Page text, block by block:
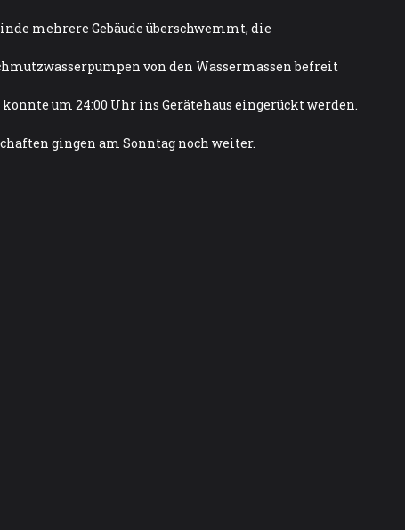
mehrere Gebäude überschwemmt, die
von den Wassermassen befreit
um 24:00 Uhr ins Gerätehaus eingerückt werden.
gingen am Sonntag noch weiter.